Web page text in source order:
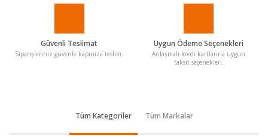
Güvenli Teslimat
Siparişleriniz güvenle kapınıza teslim.
Uygun Ödeme Seçenekleri
Anlaşmalı kredi kartlarına uygun
taksit seçenekleri.
Tüm Kategoriler Tüm Markalar